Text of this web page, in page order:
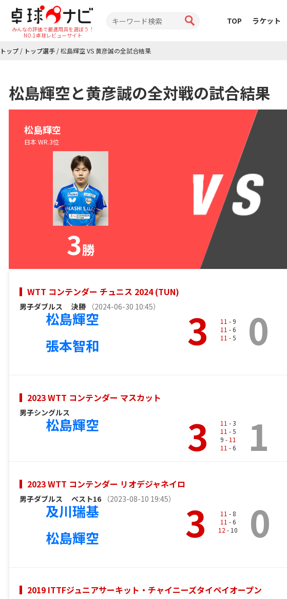
みんなの評価で最適用具を選ぼう！
NO.1卓球レビューサイト
TOP ラケット
トップ / トップ選手 /松島輝空 VS 黄彦誠の全試合結果
松島輝空と黄彦誠の全対戦の試合結果
松島輝空
日本 WR.3位
3勝
WTT コンテンダー チュニス 2024 (TUN)
男子ダブルス 決勝 （2024-06-30 10:45）
松島輝空
張本智和
3 11 - 9
11 - 6
11 - 5 0
2023 WTT コンテンダー マスカット
男子シングルス
松島輝空 3 11 - 3
11 - 5
9 - 11
11 - 6 1
2023 WTT コンテンダー リオデジャネイロ
男子ダブルス ベスト16 （2023-08-10 19:45）
及川瑞基
松島輝空
3 11 - 8
11 - 6
12 - 10 0
2019 ITTFジュニアサーキット・チャイニーズタイペイオープン